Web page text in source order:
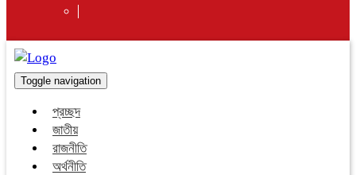
Toggle navigation
প্রচ্ছদ
জাতীয়
রাজনীতি
অর্থনীতি